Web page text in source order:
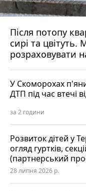
Після потопу
сирі та
розраховувати
У Скоморохах
ДТП під час втечі
за 2 години
Розвиток дітей у
огляд гуртків,
(партнерський
28 липня 2026 р.